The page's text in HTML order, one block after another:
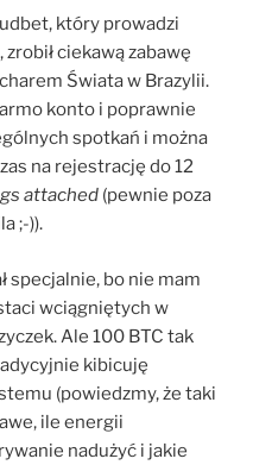
który prowadzi
ciekawą zabawę
Świata w Brazylii.
konto i poprawnie
spotkań i można
na rejestrację do 12
attached (pewnie poza
;-)).
specjalnie, bo nie mam
wciągniętych w
Ale 100 BTC tak
kibicuję
(powiedzmy, że taki
ile energii
nadużyć i jakie